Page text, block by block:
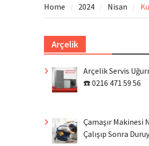
Home 2024 Nisan
Arçelik
Arçelik Servis
☎️ 0216 471 59 56
Çamaşır Makinesi
Çalışıp Sonra